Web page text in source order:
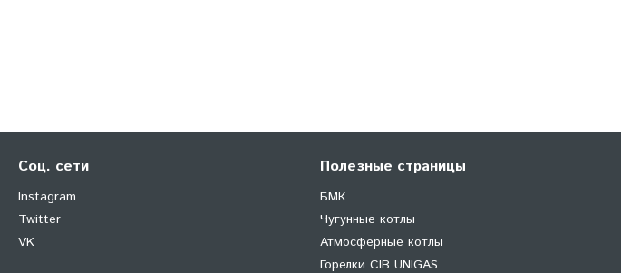
Соц. сети
Instagram
Twitter
VK
Полезные страницы
БМК
Чугунные котлы
Атмосферные котлы
Горелки CIB UNIGAS